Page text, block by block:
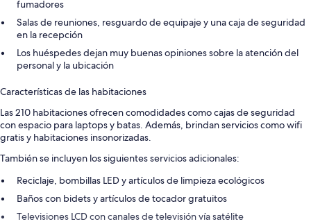
fumadores
Salas de reuniones, resguardo de equipaje y una caja de seguridad
en la recepción
Los huéspedes dejan muy buenas opiniones sobre la atención del
personal y la ubicación
Características de las habitaciones
Las 210 habitaciones ofrecen comodidades como cajas de seguridad
con espacio para laptops y batas. Además, brindan servicios como wifi
gratis y habitaciones insonorizadas.
También se incluyen los siguientes servicios adicionales:
Reciclaje, bombillas LED y artículos de limpieza ecológicos
Baños con bidets y artículos de tocador gratuitos
Televisiones LCD con canales de televisión vía satélite